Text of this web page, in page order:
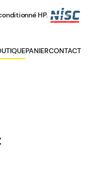
HP.
PANIERCONTACT